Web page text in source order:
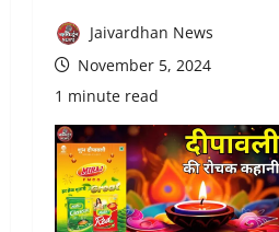
Jaivardhan News
November 5, 2024
1 minute read